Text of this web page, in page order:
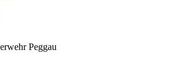
Peggau